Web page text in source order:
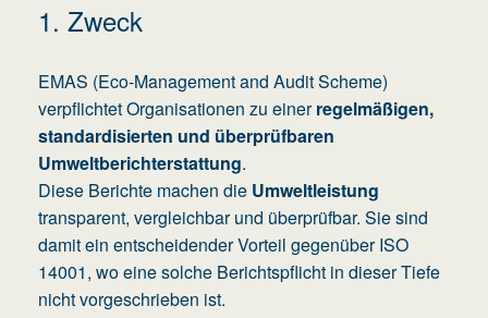
1. Zweck
EMAS (Eco-Management and Audit Scheme)
verpflichtet Organisationen zu einerregelmäßigen,
standardisierten und überprüfbaren
Umweltberichterstattung.
Diese Berichte machen die Umweltleistung
transparent, vergleichbar und überprüfbar. Sie sind
damit ein entscheidender Vorteil gegenüber ISO
14001, wo eine solche Berichtspflicht in dieser Tiefe
nicht vorgeschrieben ist.